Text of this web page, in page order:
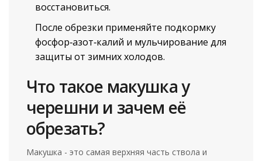
восстановиться.
После обрезки применяйте подкормку
фосфор‑азот‑калий и мульчирование для
защиты от зимних холодов.
Что такое макушка у
черешни и зачем её
обрезать?
Макушка - это самая верхняя часть ствола и